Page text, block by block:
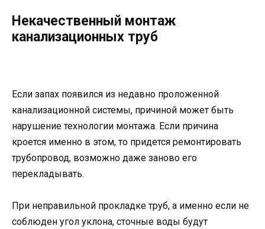
Некачественный монтаж
канализационных труб
Если запах появился из недавно проложенной
канализационной системы, причиной может быть
нарушение технологии монтажа. Если причина
кроется именно в этом, то придется ремонтировать
трубопровод, возможно даже заново его
перекладывать.
При неправильной прокладке труб, а именно если не
соблюден угол уклона, сточные воды будут